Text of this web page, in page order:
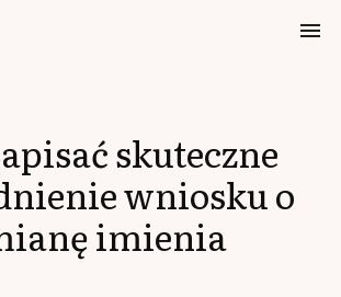
skuteczne
wniosku o
imienia